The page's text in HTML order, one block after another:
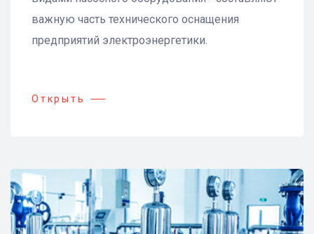
важную часть технического оснащения
предприятий электроэнергетики.
Открыть